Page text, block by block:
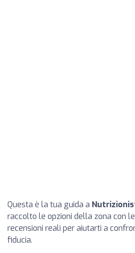
Questa è la tua guida a
raccolto le opzioni della zona con
recensioni reali per aiutarti a
fiducia.